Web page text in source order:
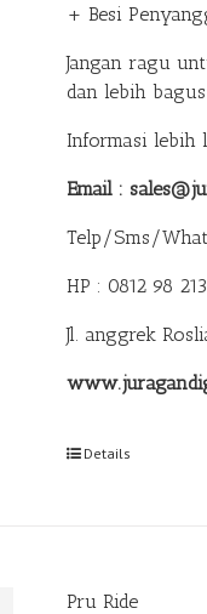
+ Besi
Jangan ragu
dan lebih
Informasi lebih
Email :
Telp/Sms/
HP : 0812 98
Jl. anggrek
Details
Pru Ride